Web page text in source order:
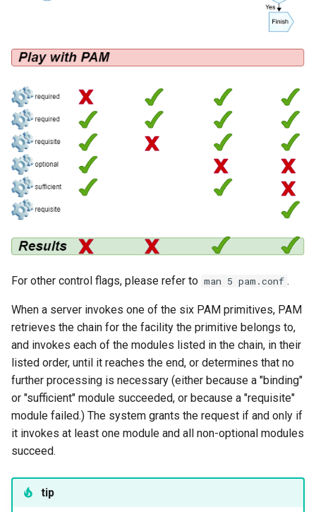
For other control flags, please refer to man 5 pam.conf .
When a server invokes one of the six PAM primitives, PAM
retrieves the chain for the facility the primitive belongs to,
and invokes each of the modules listed in the chain, in their
listed order, until it reaches the end, or determines that no
further processing is necessary (either because a "binding"
or "sufficient" module succeeded, or because a "requisite"
module failed.) The system grants the request if and only if
it invokes at least one module and all non-optional modules
succeed.
tip